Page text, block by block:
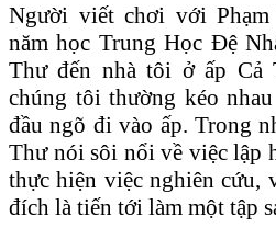
Người viết chơi với
năm học Trung Học Đệ
Thư đến nhà tôi ở ấp Cả
chúng tôi thường kéo
đầu ngõ đi vào ấp. Trong
Thư nói sôi nổi về việc lập
thực hiện việc nghiên cứu,
đích là tiến tới làm một tập